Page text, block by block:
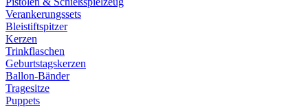
Verankerungssets
Bleistiftspitzer
Kerzen
Trinkflaschen
Geburtstagskerzen
Ballon-Bänder
Tragesitze
Puppets